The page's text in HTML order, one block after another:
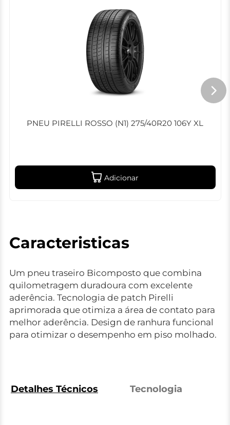
PNEU PIRELLI ROSSO (N1) 275/40R20 106Y XL
Adicionar
Caracteristicas
Um pneu traseiro Bicomposto que combina
quilometragem duradoura com excelente
aderência. Tecnologia de patch Pirelli
aprimorada que otimiza a área de contato para
melhor aderência. Design de ranhura funcional
para otimizar o desempenho em piso molhado.
Detalhes Técnicos Tecnologia